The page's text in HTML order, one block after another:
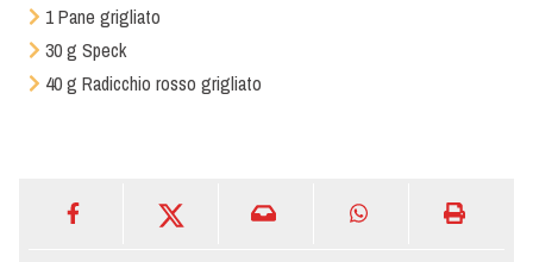
1 Pane grigliato
30 g Speck
40 g Radicchio rosso grigliato